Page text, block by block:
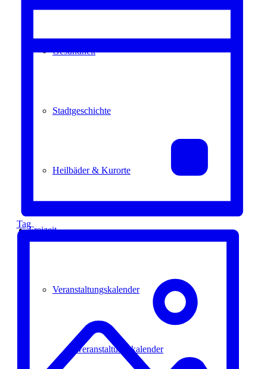
Gesundheit
Stadtgeschichte
Heilbäder & Kurorte
Freizeit
Veranstaltungskalender
Veranstaltungskalender
Tag